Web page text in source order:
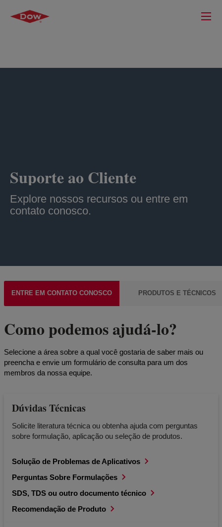
Suporte ao Cliente
Explore nossos recursos ou entre em
contato conosco.
ENTRE EM CONTATO CONOSCO PRODUTOS E TÉCNICOS
Como podemos ajudá-lo?
Selecione a área sobre a qual você gostaria de saber mais ou
preencha e envie um formulário de consulta para um dos
membros da nossa equipe.
Dúvidas Técnicas
Solicite literatura técnica ou obtenha ajuda com perguntas
sobre formulação, aplicação ou seleção de produtos.
Solução de Problemas de Aplicativos
Perguntas Sobre Formulações
SDS, TDS ou outro documento técnico
Recomendação de Produto